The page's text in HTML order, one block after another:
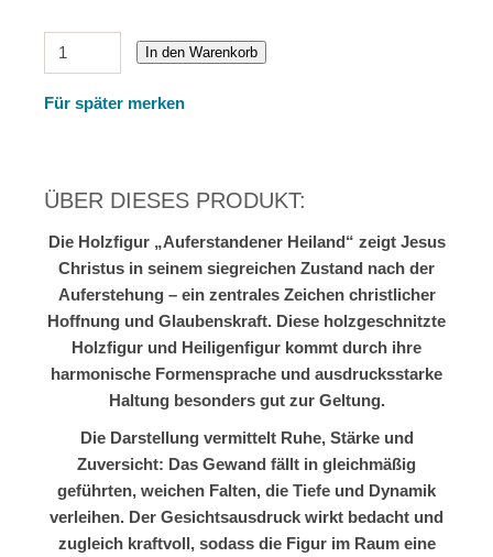
In den Warenkorb
Für später merken
ÜBER DIESES PRODUKT:
Die Holzfigur „Auferstandener Heiland“ zeigt Jesus
Christus in seinem siegreichen Zustand nach der
Auferstehung – ein zentrales Zeichen christlicher
Hoffnung und Glaubenskraft. Diese holzgeschnitzte
Holzfigur und Heiligenfigur kommt durch ihre
harmonische Formensprache und ausdrucksstarke
Haltung besonders gut zur Geltung.
Die Darstellung vermittelt Ruhe, Stärke und
Zuversicht: Das Gewand fällt in gleichmäßig
geführten, weichen Falten, die Tiefe und Dynamik
verleihen. Der Gesichtsausdruck wirkt bedacht und
zugleich kraftvoll, sodass die Figur im Raum eine